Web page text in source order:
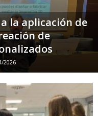
la aplicación de
de
2026